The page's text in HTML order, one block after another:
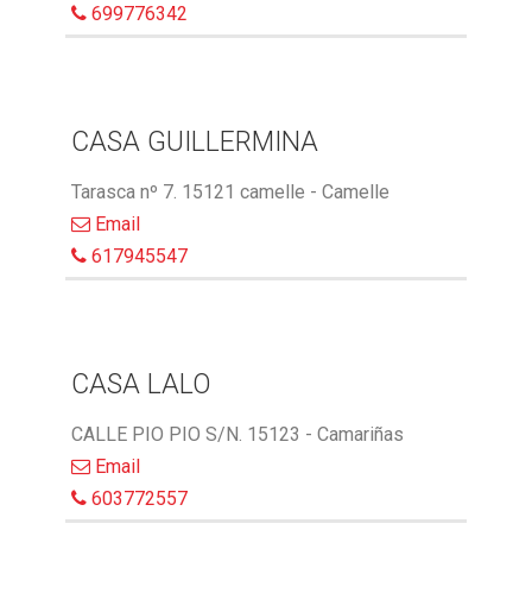
699776342
CASA GUILLERMINA
Tarasca nº 7. 15121 camelle - Camelle
Email
617945547
CASA LALO
CALLE PIO PIO S/N. 15123 - Camariñas
Email
603772557